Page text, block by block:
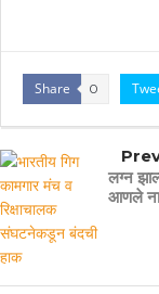
Share 0
लग्न
आणले